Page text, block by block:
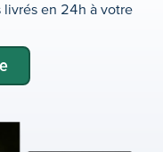
livrés en 24h à votre